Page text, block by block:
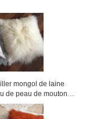
mongol de laine
de peau de mouton
peau de mouton de
de taie d'oreiller